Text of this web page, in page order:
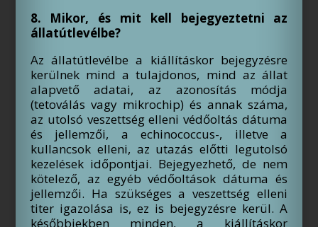
8. Mikor, és mit kell bejegyeztetni az
állatútlevélbe?
Az állatútlevélbe a kiállításkor bejegyzésre
kerülnek mind a tulajdonos, mind az állat
alapvető adatai, az azonosítás módja
(tetoválás vagy mikrochip) és annak száma,
az utolsó veszettség elleni védőoltás dátuma
és jellemzői, a echinococcus-, illetve a
kullancsok elleni, az utazás előtti legutolsó
kezelések időpontjai. Bejegyezhető, de nem
kötelező, az egyéb védőoltások dátuma és
jellemzői. Ha szükséges a veszettség elleni
titer igazolása is, ez is bejegyzésre kerül. A
későbbiekben minden, a kiállításkor